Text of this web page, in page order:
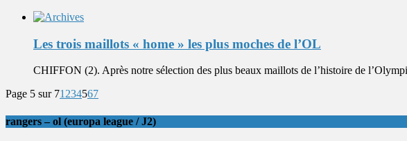
Les trois maillots « home » les plus moches de l’OL
CHIFFON (2). Après notre sélection des plus beaux maillots de l’histoire de
Page 5 sur 71 234567
rangers – ol (europa league / J2)